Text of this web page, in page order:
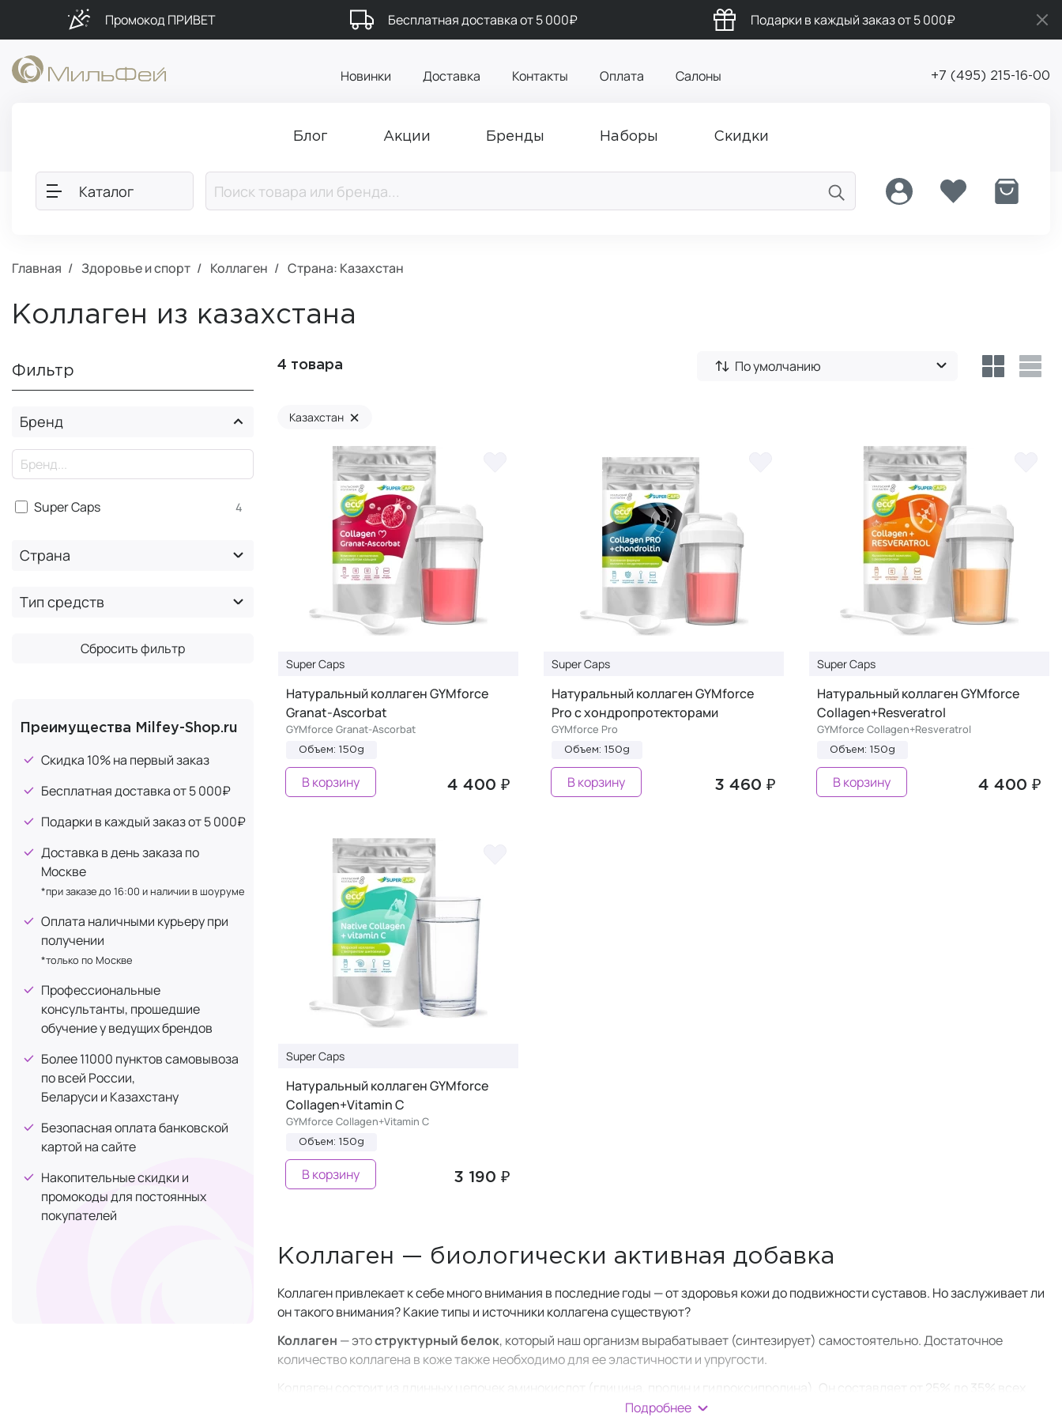
Промокод ПРИВЕТ Бесплатная доставка от 5 000₽ Подарки в каждый заказ от 5 000₽
Новинки Доставка Контакты Оплата Салоны +7 (495) 215-16-00
Блог Акции Бренды Наборы Скидки
Каталог
Главная Здоровье и спорт Коллаген Страна: Казахстан
Коллаген из казахстана
Фильтр
Бренд
Super Caps 4
Страна
Тип средств
Сбросить фильтр
Преимущества Milfey-Shop.ru
Скидка 10% на первый заказ
Бесплатная доставка от 5 000₽
Подарки в каждый заказ от 5 000₽
Доставка в день заказа по
Москве
*при заказе до 16:00 и наличии в шоуруме
Оплата наличными курьеру при
получении
*только по Москве
Профессиональные
консультанты, прошедшие
обучение у ведущих брендов
Более 11000 пунктов самовывоза
по всей России,
Беларуси и Казахстану
Безопасная оплата банковской
картой на сайте
Накопительные скидки и
промокоды для постоянных
покупателей
4 товара По умолчанию
Казахстан ×
Super Caps
Натуральный коллаген GYMforce
Granat-Ascorbat
GYMforce Granat-Ascorbat
Объем: 150g
4 400 ₽
В корзину
Super Caps
Натуральный коллаген GYMforce
Pro с хондропротекторами
GYMforce Pro
Объем: 150g
3 460 ₽
В корзину
Super Caps
Натуральный коллаген GYMforce
Collagen+Resveratrol
GYMforce Collagen+Resveratrol
Объем: 150g
4 400 ₽
В корзину
Super Caps
Натуральный коллаген GYMforce
Collagen+Vitamin C
GYMforce Collagen+Vitamin C
Объем: 150g
3 190 ₽
В корзину
Коллаген — биологически активная добавка
Коллаген привлекает к себе много внимания в последние годы — от здоровья кожи до подвижности суставов. Но заслуживает ли
он такого внимания? Какие типы и источники коллагена существуют?
Коллаген — этоструктурный белок, который наш организм вырабатывает (синтезирует) самостоятельно. Достаточное
количество коллагена в коже также необходимо для ее эластичности и упругости.
Коллаген состоит из длинных цепочек аминокислот (глицина, пролин и гидроксипролина). Он составляет от 25% до 35% всех
белков организма человека и используется в качестве соединительной ткани во многих жизненно важных органах, включая
Подробнее